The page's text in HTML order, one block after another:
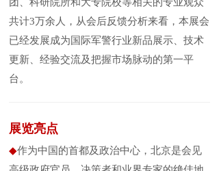
团、科研院所和大专院校等相关的专业观众
共计3万余人，从会后反馈分析来看，本展会
已经发展成为国际军警行业新品展示、技术
更新、经验交流及把握市场脉动的第一平
台。
展览亮点
◆作为中国的首都及政治中心，北京是会见